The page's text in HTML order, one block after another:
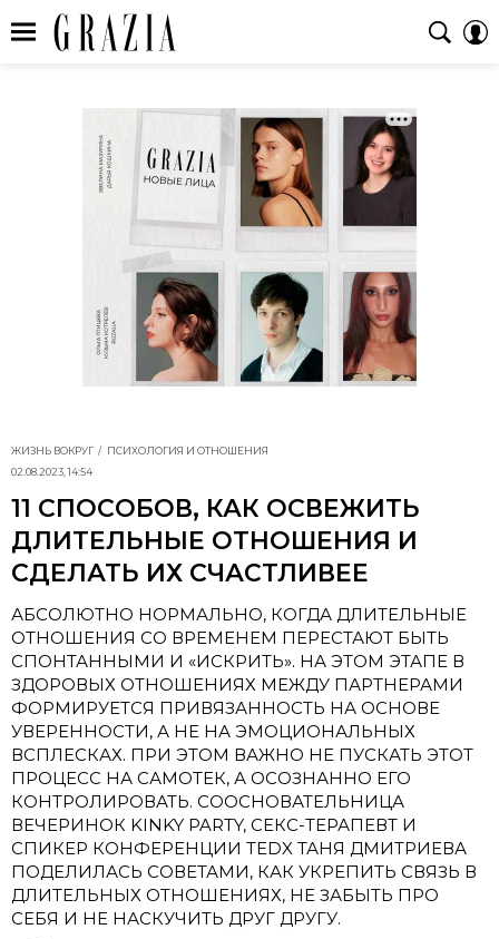
ЖИЗНЬ ВОКРУГ
ПСИХОЛОГИЯ И ОТНОШЕНИЯ
02.08.2023, 14:54
11 СПОСОБОВ, КАК ОСВЕЖИТЬ
ДЛИТЕЛЬНЫЕ ОТНОШЕНИЯ И
СДЕЛАТЬ ИХ СЧАСТЛИВЕЕ
АБСОЛЮТНО НОРМАЛЬНО, КОГДА ДЛИТЕЛЬНЫЕ
ОТНОШЕНИЯ СО ВРЕМЕНЕМ ПЕРЕСТАЮТ БЫТЬ
СПОНТАННЫМИ И «ИСКРИТЬ». НА ЭТОМ ЭТАПЕ В
ЗДОРОВЫХ ОТНОШЕНИЯХ МЕЖДУ ПАРТНЕРАМИ
ФОРМИРУЕТСЯ ПРИВЯЗАННОСТЬ НА ОСНОВЕ
УВЕРЕННОСТИ, А НЕ НА ЭМОЦИОНАЛЬНЫХ
ВСПЛЕСКАХ. ПРИ ЭТОМ ВАЖНО НЕ ПУСКАТЬ ЭТОТ
ПРОЦЕСС НА САМОТЕК, А ОСОЗНАННО ЕГО
КОНТРОЛИРОВАТЬ. СООСНОВАТЕЛЬНИЦА
ВЕЧЕРИНОК KINKY PARTY, СЕКС-ТЕРАПЕВТ И
СПИКЕР КОНФЕРЕНЦИИ TEDX ТАНЯ ДМИТРИЕВА
ПОДЕЛИЛАСЬ СОВЕТАМИ, КАК УКРЕПИТЬ СВЯЗЬ В
ДЛИТЕЛЬНЫХ ОТНОШЕНИЯХ, НЕ ЗАБЫТЬ ПРО
СЕБЯ И НЕ НАСКУЧИТЬ ДРУГ ДРУГУ.